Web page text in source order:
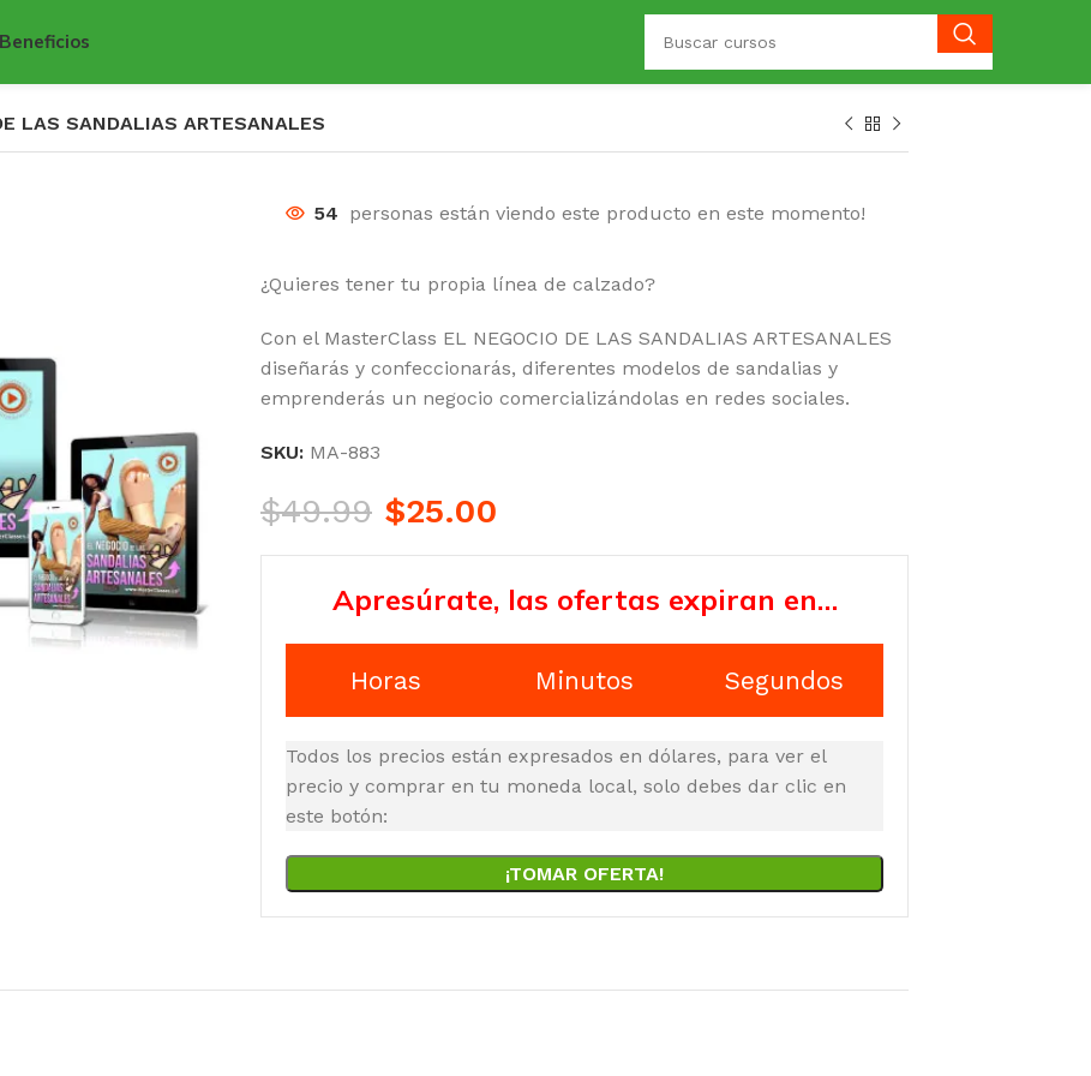
Beneficios
LAS SANDALIAS ARTESANALES
54 personas están viendo este producto en este momento!
¿Quieres tener tu propia línea de calzado?
Con el MasterClass EL NEGOCIO DE LAS SANDALIAS ARTESANALES
diseñarás y confeccionarás, diferentes modelos de sandalias y
emprenderás un negocio comercializándolas en redes sociales.
SKU: MA-883
$49.99 $25.00
Apresúrate, las ofertas expiran en…
Horas Minutos Segundos
Todos los precios están expresados en dólares, para ver el
precio y comprar en tu moneda local, solo debes dar clic en
este botón:
¡TOMAR OFERTA!